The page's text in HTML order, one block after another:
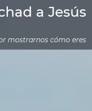
a Jesús
mostrarnos cómo eres